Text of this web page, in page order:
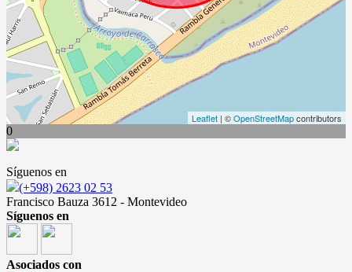
Leaflet | ©OpenStreetMapcontributors
0
Síguenos en
(+598) 2623 02 53
Francisco Bauza 3612 - Montevideo
Síguenos en
Asociados con